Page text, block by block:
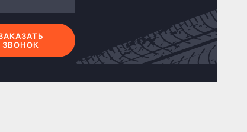
ЗВОНОК